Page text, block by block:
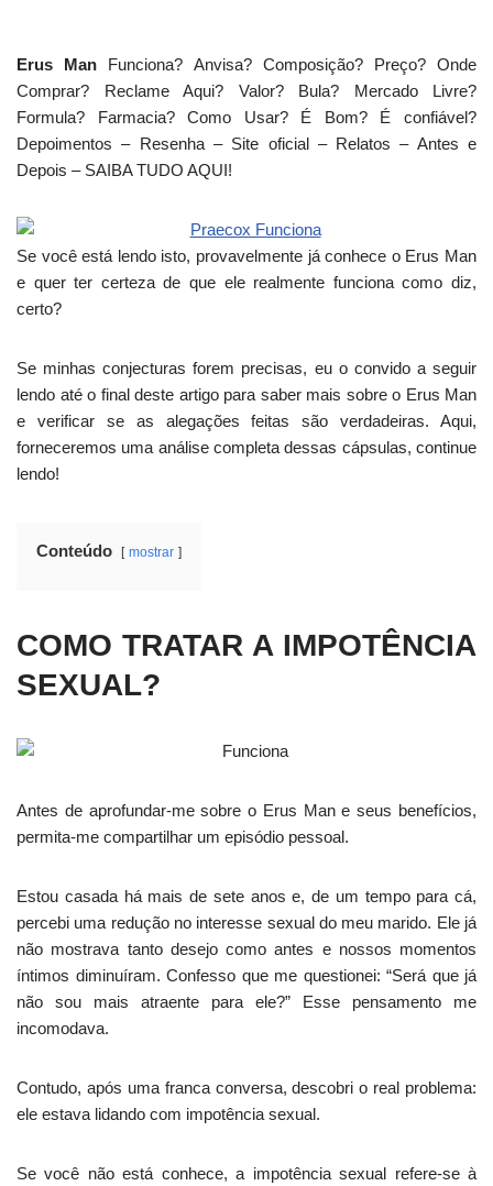
Erus Man Funciona? Anvisa? Composição? Preço? Onde
Comprar? Reclame Aqui? Valor? Bula? Mercado Livre?
Formula? Farmacia? Como Usar? É Bom? É confiável?
Depoimentos – Resenha – Site oficial – Relatos – Antes e
Depois – SAIBA TUDO AQUI!
Se você está lendo isto, provavelmente já conhece o Erus Man
e quer ter certeza de que ele realmente funciona como diz,
certo?
Se minhas conjecturas forem precisas, eu o convido a seguir
lendo até o final deste artigo para saber mais sobre o Erus Man
e verificar se as alegações feitas são verdadeiras. Aqui,
forneceremos uma análise completa dessas cápsulas, continue
lendo!
Conteúdo mostrar
COMO TRATAR A IMPOTÊNCIA
SEXUAL?
Antes de aprofundar-me sobre o Erus Man e seus benefícios,
permita-me compartilhar um episódio pessoal.
Estou casada há mais de sete anos e, de um tempo para cá,
percebi uma redução no interesse sexual do meu marido. Ele já
não mostrava tanto desejo como antes e nossos momentos
íntimos diminuíram. Confesso que me questionei: “Será que já
não sou mais atraente para ele?” Esse pensamento me
incomodava.
Contudo, após uma franca conversa, descobri o real problema:
ele estava lidando com impotência sexual.
Se você não está conhece, a impotência sexual refere-se à